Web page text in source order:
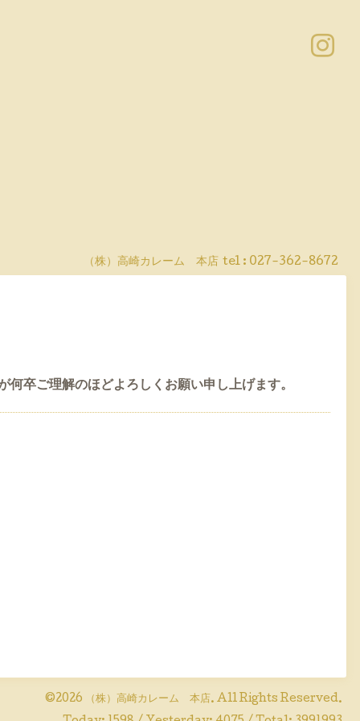
（株）高崎カレーム 本店 tel : 027-362-8672
卒ご理解のほどよろしくお願い申し上げます。
©2026 （株）高崎カレーム 本店. All Rights Reserved.